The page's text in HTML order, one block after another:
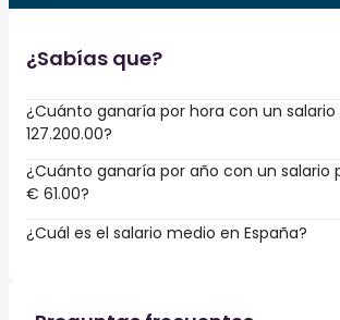
¿Sabías que?
¿Cuánto ganaría por hora con un
127.200.00?
¿Cuánto ganaría por año con un salario
€ 61.00?
¿Cuál es el salario medio en España?